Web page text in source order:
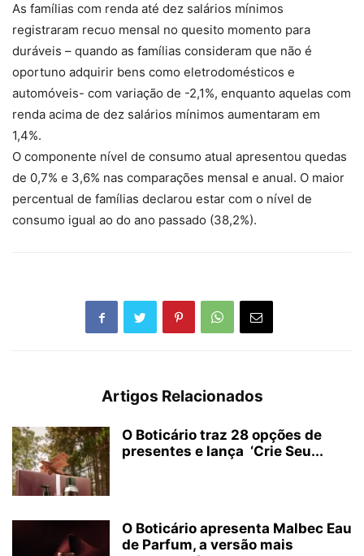
As famílias com renda até dez salários mínimos
registraram recuo mensal no quesito momento para
duráveis – quando as famílias consideram que não é
oportuno adquirir bens como eletrodomésticos e
automóveis- com variação de -2,1%, enquanto aquelas com
renda acima de dez salários mínimos aumentaram em
1,4%.
O componente nível de consumo atual apresentou quedas
de 0,7% e 3,6% nas comparações mensal e anual. O maior
percentual de famílias declarou estar com o nível de
consumo igual ao do ano passado (38,2%).
Artigos Relacionados
O Boticário traz 28 opções de
presentes e lança ‘Crie Seu...
O Boticário apresenta Malbec Eau
de Parfum, a versão mais